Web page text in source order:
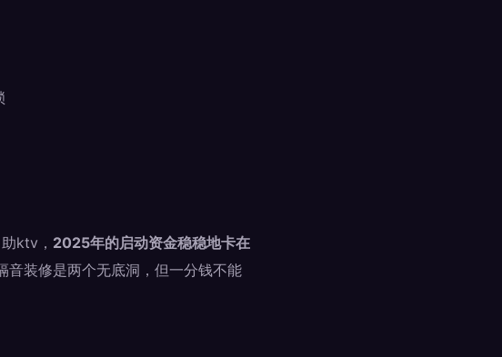
ktv， 2025年的启动资金稳稳地卡在
音装修是两个无底洞，但一分钱不能